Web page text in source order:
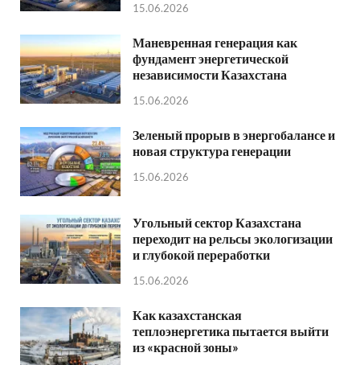
15.06.2026
Маневренная генерация как
фундамент энергетической
независимости Казахстана
15.06.2026
Зеленый прорыв в энергобалансе и
новая структура генерации
15.06.2026
Угольный сектор Казахстана
переходит на рельсы экологизации
и глубокой переработки
15.06.2026
Как казахстанская
теплоэнергетика пытается выйти
из «красной зоны»